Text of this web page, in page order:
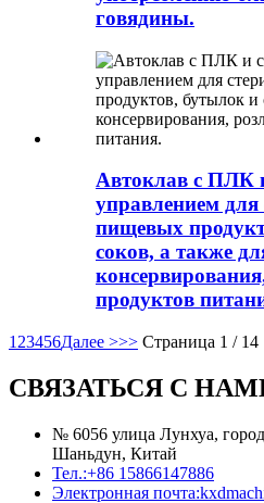
говядины.
Автоклав с ПЛК
управлением для
пищевых
соков, а также
продуктов
1 23456Далее >>> Страница 1 / 14
СВЯЗАТЬСЯ С
№ 6056 улица Лунхуа,
Шаньдун, Китай
Тел.:+86 15866147886
Электронная почта: